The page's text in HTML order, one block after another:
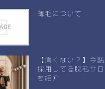
薄毛について
【痛くない？】今
採用してる脱毛サ
を紹介